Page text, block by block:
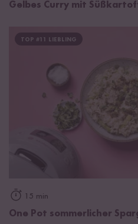
Gelbes Curry mit
TOP #11 LIEBLING
15 min
One Pot sommerlicher